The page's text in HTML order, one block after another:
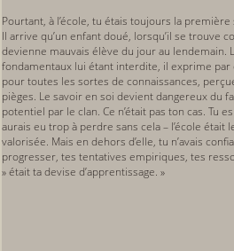
Pourtant, à l’école, tu étais toujours la
Il arrive qu’un enfant doué, lorsqu’il se trouve
devienne mauvais élève du jour au lendemain.
fondamentaux lui étant interdite, il exprime
pour toutes les sortes de connaissances,
pièges. Le savoir en soi devient dangereux du
potentiel par le clan. Ce n’était pas ton cas. Tu
aurais eu trop à perdre sans cela – l’école
valorisée. Mais en dehors d’elle, tu n’avais
progresser, tes tentatives empiriques, tes
» était ta devise d’apprentissage. »